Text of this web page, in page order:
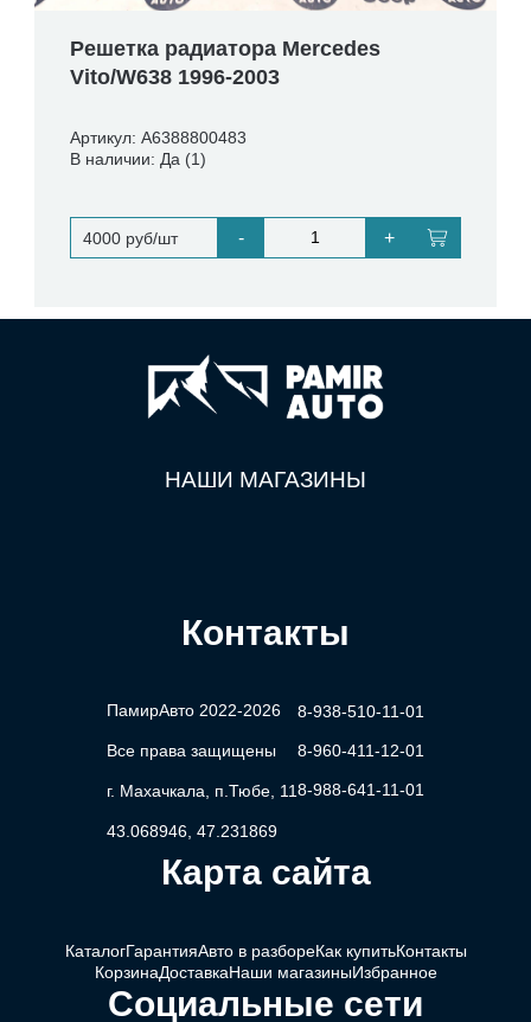
Решетка радиатора Mercedes
Vito/W638 1996-2003
Артикул: A6388800483
В наличии: Да (1)
4000 руб/шт - +
НАШИ МАГАЗИНЫ
Контакты
ПамирАвто 2022-2026
Все права защищены
г. Махачкала, п.Тюбе, 11
43.068946, 47.231869
8-938-510-11-01
8-960-411-12-01
8-988-641-11-01
Карта сайта
КаталогГарантияАвто в разбореКак купитьКонтакты
КорзинаДоставкаНаши магазиныИзбранное
Социальные сети